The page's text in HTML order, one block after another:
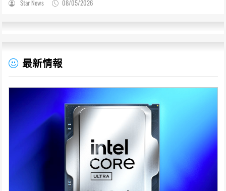
Star News 08/05/2026
最新情報